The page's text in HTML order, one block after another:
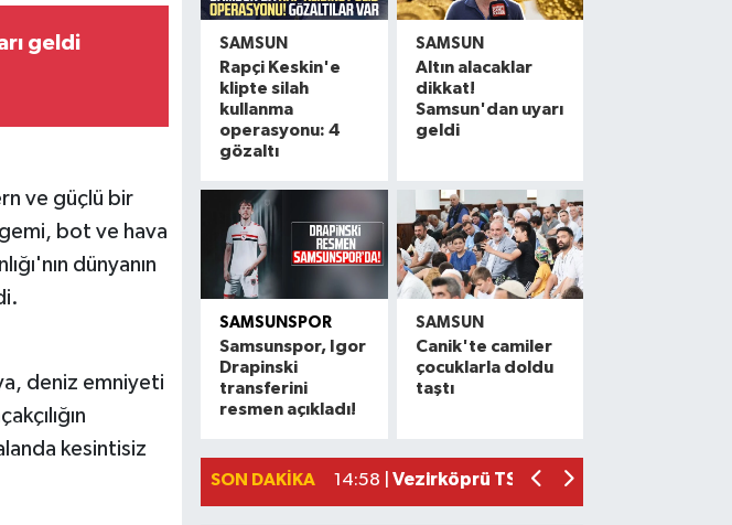
geldi
ve güçlü bir
bot ve hava
dünyanın
deniz emniyeti
kesintisiz
SAMSUN
Rapçi Keskin'e
klipte silah
kullanma
operasyonu: 4
gözaltı
SAMSUN
Altın alacaklar
dikkat!
Samsun'dan uyarı
geldi
SAMSUNSPOR
Samsunspor, Igor
Drapinski
transferini
resmen açıkladı!
SAMSUN
Canik'te camiler
çocuklarla doldu
taştı
SON DAKIKA
Samsunspor T.D. Thorsten Fink'ten
Alaçam'a nefes aldıracak dev yaşam
15:40 |Samsunspor, Polonyalı stoper